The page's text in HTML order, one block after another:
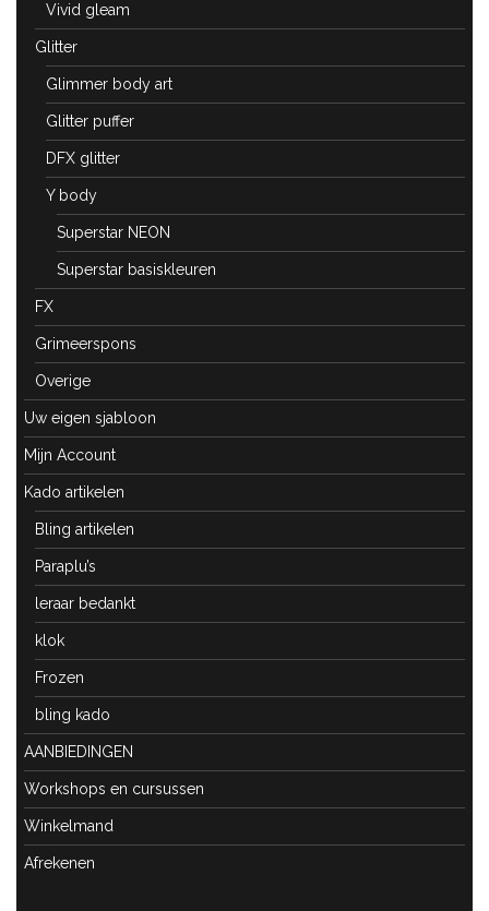
Vivid gleam
Glitter
Glimmer body art
Glitter puffer
DFX glitter
Y body
Superstar NEON
Superstar basiskleuren
FX
Grimeerspons
Overige
Uw eigen sjabloon
Mijn Account
Kado artikelen
Bling artikelen
Paraplu’s
leraar bedankt
klok
Frozen
bling kado
AANBIEDINGEN
Workshops en cursussen
Winkelmand
Afrekenen